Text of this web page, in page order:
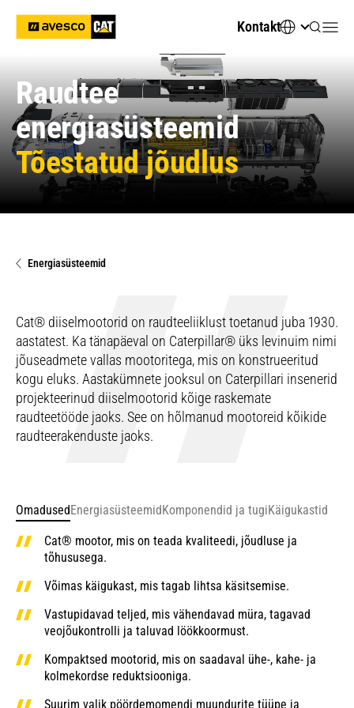
Kontakt
Raudtee
energiasüsteemid
Tõestatud jõudlus
Energiasüsteemid
Cat® diiselmootorid on raudteeliiklust toetanud juba 1930.
aastatest. Ka tänapäeval on Caterpillar® üks levinuim nimi
jõuseadmete vallas mootoritega, mis on konstrueeritud
kogu eluks. Aastakümnete jooksul on Caterpillari insenerid
projekteerinud diiselmootorid kõige raskemate
raudteetööde jaoks. See on hõlmanud mootoreid kõikide
raudteerakenduste jaoks.
OmadusedEnergiasüsteemidKomponendid ja tugiKäigukastid
Cat® mootor, mis on teada kvaliteedi, jõudluse ja
tõhususega.
Võimas käigukast, mis tagab lihtsa käsitsemise.
Vastupidavad teljed, mis vähendavad müra, tagavad
veojõukontrolli ja taluvad löökkoormust.
Kompaktsed mootorid, mis on saadaval ühe-, kahe- ja
kolmekordse reduktsiooniga.
Suurim valik pöördemomendi muundurite tüüpe ja